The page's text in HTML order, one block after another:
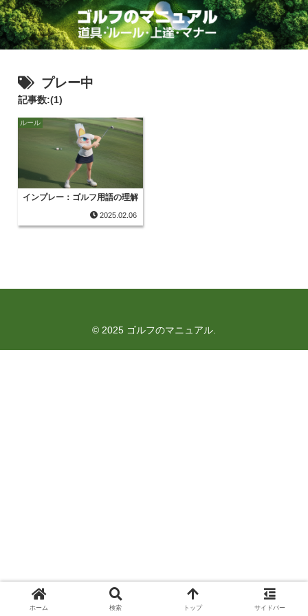
プレー中
記事数:(1)
ルール
インプレー：ゴルフ用語の理解
2025.02.06
© 2025 ゴルフのマニュアル.
ホーム 検索 トップ サイドバー